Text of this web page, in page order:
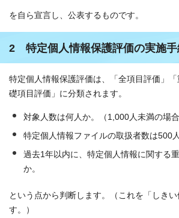
を自ら宣言し、公表するものです。
2 特定個人情報保護評価の実施手
特定個人情報保護評価は、「全項目評価」
礎項目評価」に分類されます。
対象人数は何人か。（1,000人未満の場合
特定個人情報ファイルの取扱者数は500
過去1年以内に、特定個人情報に関する
か。
という点から判断します。（これを「しき
す。）